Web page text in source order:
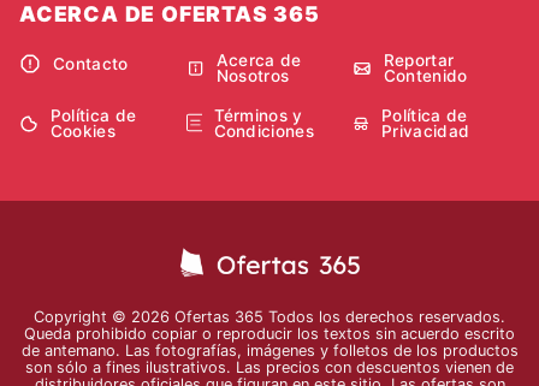
ACERCA DE OFERTAS 365
Contacto
Acerca de
Nosotros
Reportar
Contenido
Política de
Cookies
Términos y
Condiciones
Política de
Privacidad
Copyright © 2026 Ofertas 365 Todos los derechos reservados.
Queda prohibido copiar o reproducir los textos sin acuerdo escrito
de antemano. Las fotografías, imágenes y folletos de los productos
son sólo a fines ilustrativos. Las precios con descuentos vienen de